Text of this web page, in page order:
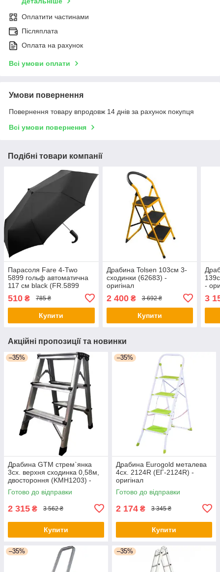
Оплатити частинами
Післяплата
Оплата на рахунок
Всі умови оплати
Умови повернення
Повернення товару впродовж 14 днів за рахунок покупця
Всі умови повернення
Подібні товари компанії
Парасоля Fare 4-Two
5899 гольф автоматична
117 см black (FR.5899
510 ₴ 785 ₴
Купити
Драбина Tolsen 103см 3-
сходинки (62683) -
оригінал
2 400₴ 3 692 ₴
Купити
-
3
Акційні пропозиції та новинки
–35%
Драбина GTM cтрем`янка
3сх. верхня сходинка 0,58м,
двостороння (KMH1203) -
оригінал
Готово до відправки
2 315 ₴ 3 562 ₴
Купити
–35%
Драбина Eurogold металева
4сх. 2124R (ЕГ-2124R) -
оригінал
Готово до відправки
2 174 ₴ 3 345 ₴
Купити
–35% –35%